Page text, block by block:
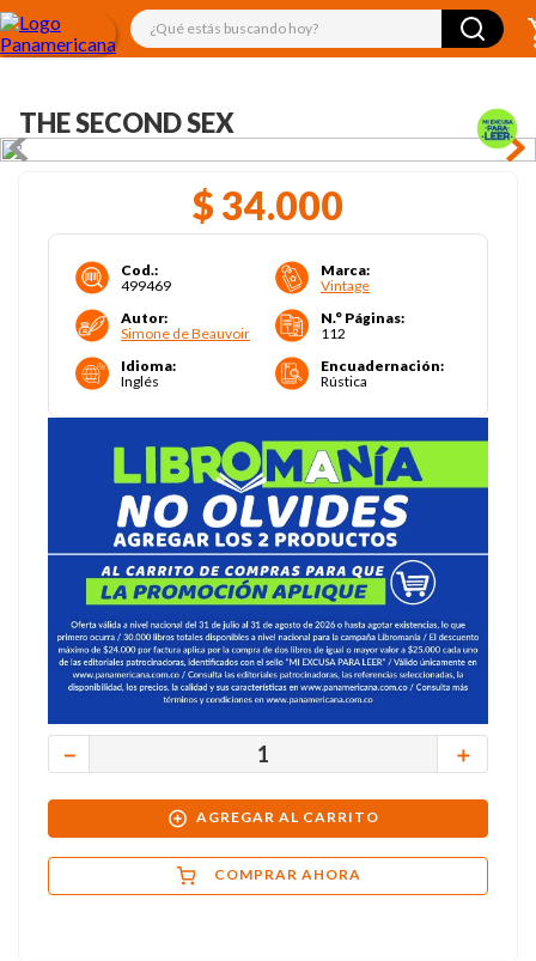
¿Qué estás buscando hoy?
THE SECOND SEX
$ 34.000
Cod.:
499469
Marca:
Vintage
Autor:
Simone de Beauvoir
N.° Páginas:
112
Idioma:
Inglés
Encuadernación:
Rústica
＋
－
AGREGAR AL CARRITO
COMPRAR AHORA